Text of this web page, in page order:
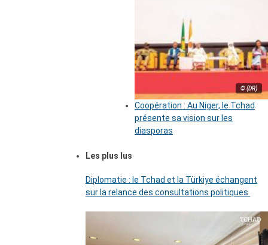
© (DR)
Coopération : Au Niger, le Tchad
présente sa vision sur les
diasporas
Les plus lus
Diplomatie : le Tchad et la Türkiye échangent
sur la relance des consultations politiques